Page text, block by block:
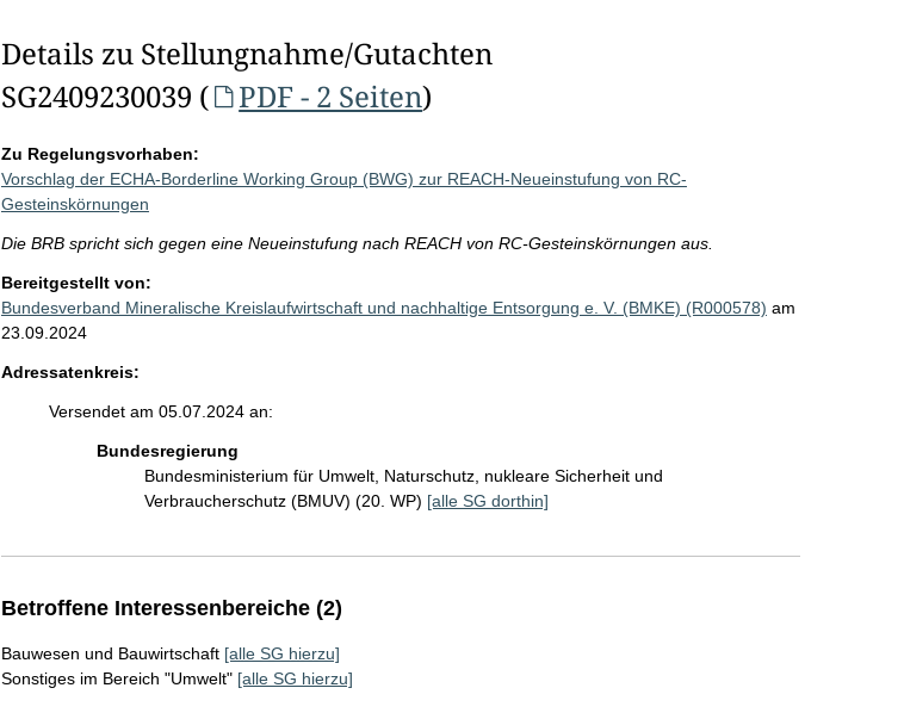
Details zu Stellungnahme/Gutachten
SG2409230039 (
PDF - 2 Seiten)
Zu Regelungsvorhaben:
Vorschlag der ECHA-Borderline Working Group (BWG) zur REACH-Neueinstufung von RC-
Gesteinskörnungen
Die BRB spricht sich gegen eine Neueinstufung nach REACH von RC-Gesteinskörnungen aus.
Bereitgestellt von:
Bundesverband Mineralische Kreislaufwirtschaft und nachhaltige Entsorgung e. V. (BMKE) (R000578) am
23.09.2024
Adressatenkreis:
Versendet am 05.07.2024 an:
Bundesregierung
Bundesministerium für Umwelt, Naturschutz, nukleare Sicherheit und
Verbraucherschutz (BMUV) (20. WP) [alle SG dorthin]
Betroffene Interessenbereiche (2)
Bauwesen und Bauwirtschaft [alle SG hierzu]
Sonstiges im Bereich "Umwelt" [alle SG hierzu]